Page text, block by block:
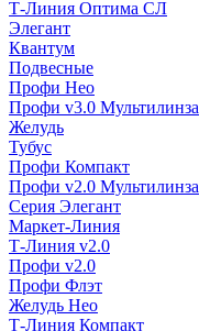
Т-Линия Оптима СЛ
Элегант
Квантум
Подвесные
Профи Нео
Профи v3.0 Мультилинза
Желудь
Тубус
Профи Компакт
Профи v2.0 Мультилинза
Серия Элегант
Маркет-Линия
Т-Линия v2.0
Профи v2.0
Профи Флэт
Желудь Нео
Т-Линия Компакт